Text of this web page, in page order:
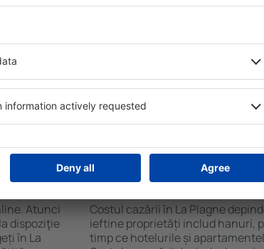
de
va
de
veți
funcție
un
Facilitățile proprietăţilor în La
de numărul de stele. Oaspeții
chicinetă, balcon, aer
ceaiului şi a cafelei, prosoape
avea parcare gratuită, pot
alege un hotel cu piscină. În
la proprietăți care oferă transport
Atunci
dispoziţie
în La
Cât costă cazarea în La
Costul cazării în La Plagne
ieftine proprietăți includ hanuri,
timp ce hotelurile și